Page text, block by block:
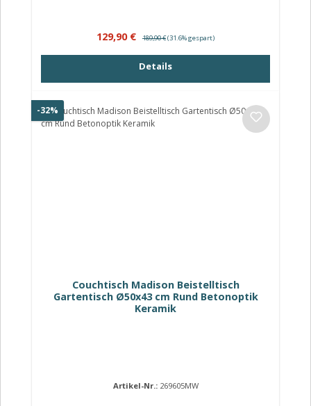
Verkaufspreis:
129,90 € 189,90 €(31.6% gespart)
Details
-32% Rabatt
Couchtisch Madison Beistelltisch
Gartentisch Ø50x43 cm Rund Betonoptik
Keramik
Artikel-Nr.: 269605MW